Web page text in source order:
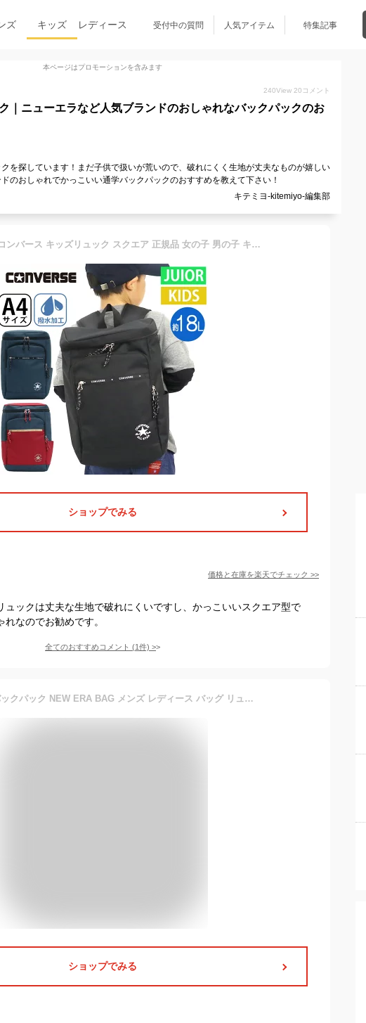
ズ キッズ レディース 受付中の質問 人気アイテム 特集記事
本ページはプロモーションを含みます
240View 20 コメント
｜ニューエラなど人気ブランドのおしゃれなバックパックのお
を探しています！まだ子供で扱いが荒いので、破れにくく生地が丈夫なものが嬉しい
のおしゃれでかっこいい通学バックパックのおすすめを教えて下さい！
キテミヨ-kitemiyo-編集部
CONVERSE コンバース キッズリュック スクエア 正規品 女の子 男の子 キッズ こども リュック リュックサック キッズバッグ かっこいい かわいい 通園 通学 遠足 アウトドア 小学生 こども こども用 軽量 小学生 入学 A4 18L 70-44
ショップでみる
価格と在庫を楽天でチェック >>
ュックは丈夫な生地で破れにくいですし、かっこいいスクエア型で
なのでお勧めです。
全てのおすすめコメント (1件) >
ニューエラ バックパック NEW ERA BAG メンズ レディース バッグ リュック LIGHT PACK ライトパック 黒 ベージュ ブランド おしゃれ かっこいい 人気 春 夏 秋 冬 オールシーズン ニューエラー 大きめ 大容量 サイズ 正規品 ユニセックス 男女兼用 ストリート 夏用 冬用
ショップでみる